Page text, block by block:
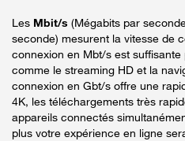
Les Mbit/s (Mégabits par
seconde) mesurent la vitesse de
connexion en Mbt/s est
comme le streaming HD et la
connexion en Gbt/s offre une
4K, les téléchargements très
appareils connectés
plus votre expérience en ligne